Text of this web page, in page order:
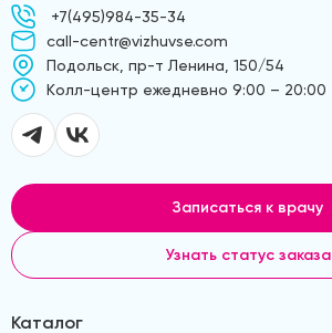
+7(495)984-35-34
call-centr@vizhuvse.com
Подольск, пр-т Ленина, 150/54
Kолл-центр ежедневно 9:00 – 20:00
Записаться к врачу
Узнать статус заказа
Каталог